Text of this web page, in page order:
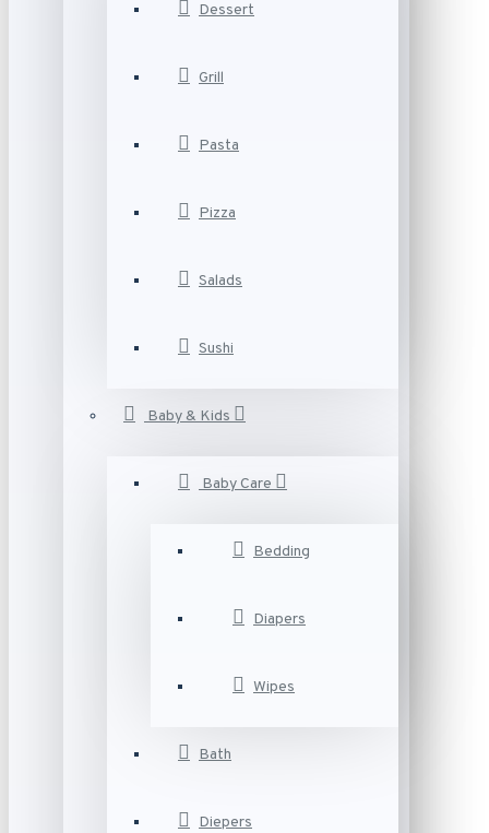
Dessert
Grill
Pasta
Pizza
Salads
Sushi
Baby & Kids
Baby Care
Bedding
Diapers
Wipes
Bath
Diepers